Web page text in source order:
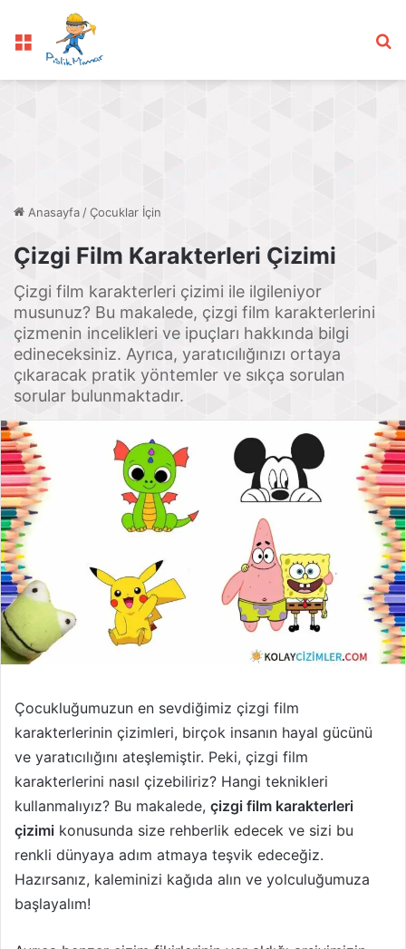
Menü
Anasayfa /Çocuklar İçin
Çizgi Film Karakterleri Çizimi
Çizgi film karakterleri çizimi ile ilgileniyor
musunuz? Bu makalede, çizgi film karakterlerini
çizmenin incelikleri ve ipuçları hakkında bilgi
edineceksiniz. Ayrıca, yaratıcılığınızı ortaya
çıkaracak pratik yöntemler ve sıkça sorulan
sorular bulunmaktadır.
Çocukluğumuzun en sevdiğimiz çizgi film
karakterlerinin çizimleri, birçok insanın hayal gücünü
ve yaratıcılığını ateşlemiştir. Peki, çizgi film
karakterlerini nasıl çizebiliriz? Hangi teknikleri
kullanmalıyız? Bu makalede, çizgi film karakterleri
çizimi konusunda size rehberlik edecek ve sizi bu
renkli dünyaya adım atmaya teşvik edeceğiz.
Hazırsanız, kaleminizi kağıda alın ve yolculuğumuza
başlayalım!